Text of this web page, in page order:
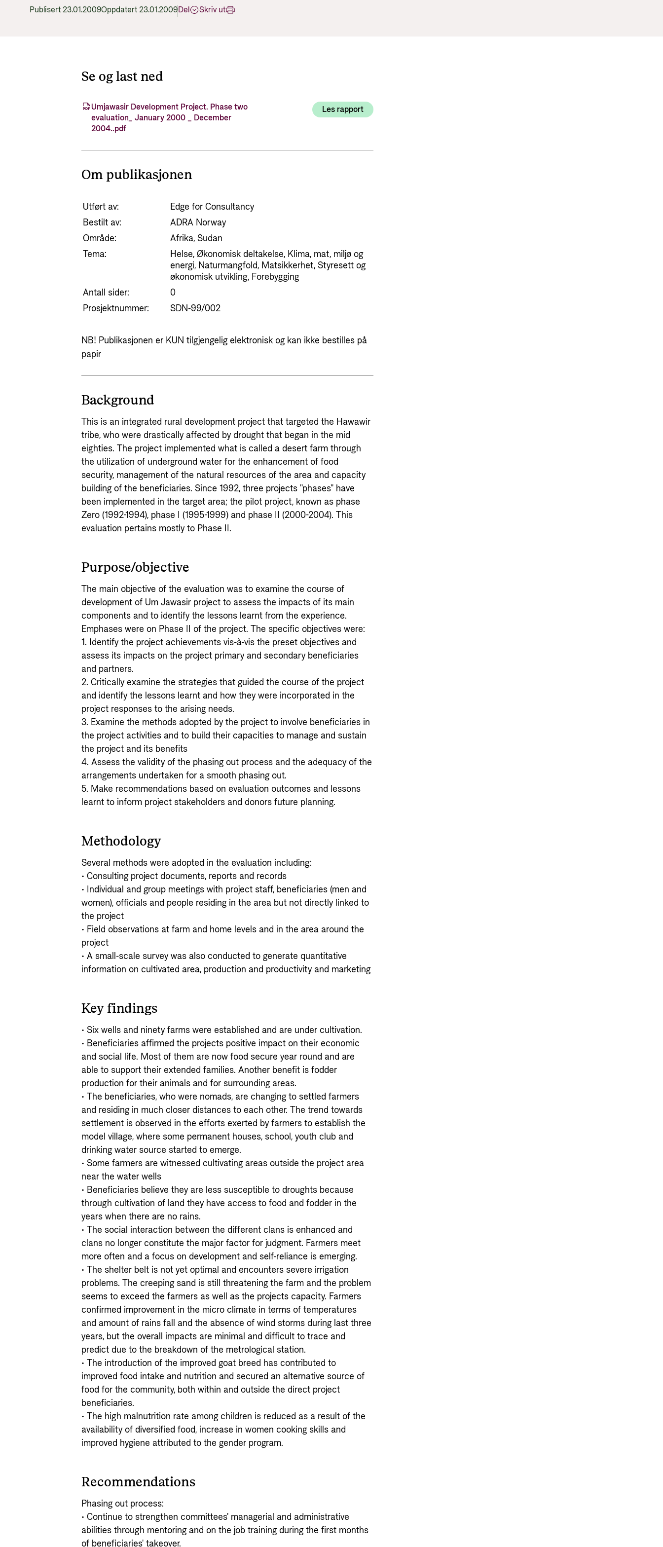
Publisert 23.01.2009Oppdatert 23.01.2009Del Skriv ut
Se og last ned
Umjawasir Development Project. Phase two
evaluation_ January 2000 _ December
2004..pdf
Les rapport
Om publikasjonen
Utført av:
Edge for Consultancy
Bestilt av:
ADRA Norway
Område:
Afrika, Sudan
Tema:
Helse, Økonomisk deltakelse, Klima, mat, miljø og
energi, Naturmangfold, Matsikkerhet, Styresett og
økonomisk utvikling, Forebygging
Antall sider:
0
Prosjektnummer:
SDN-99/002
NB! Publikasjonen er KUN tilgjengelig elektronisk og kan ikke bestilles på
papir
Background
This is an integrated rural development project that targeted the Hawawir
tribe, who were drastically affected by drought that began in the mid
eighties. The project implemented what is called a desert farm through
the utilization of underground water for the enhancement of food
security, management of the natural resources of the area and capacity
building of the beneficiaries. Since 1992, three projects "phases" have
been implemented in the target area; the pilot project, known as phase
Zero (1992-1994), phase I (1995-1999) and phase II (2000-2004). This
evaluation pertains mostly to Phase II.
Purpose/objective
The main objective of the evaluation was to examine the course of
development of Um Jawasir project to assess the impacts of its main
components and to identify the lessons learnt from the experience.
Emphases were on Phase II of the project. The specific objectives were:
1. Identify the project achievements vis-à-vis the preset objectives and
assess its impacts on the project primary and secondary beneficiaries
and partners.
2. Critically examine the strategies that guided the course of the project
and identify the lessons learnt and how they were incorporated in the
project responses to the arising needs.
3. Examine the methods adopted by the project to involve beneficiaries in
the project activities and to build their capacities to manage and sustain
the project and its benefits
4. Assess the validity of the phasing out process and the adequacy of the
arrangements undertaken for a smooth phasing out.
5. Make recommendations based on evaluation outcomes and lessons
learnt to inform project stakeholders and donors future planning.
Methodology
Several methods were adopted in the evaluation including:
• Consulting project documents, reports and records
• Individual and group meetings with project staff, beneficiaries (men and
women), officials and people residing in the area but not directly linked to
the project
• Field observations at farm and home levels and in the area around the
project
• A small-scale survey was also conducted to generate quantitative
information on cultivated area, production and productivity and marketing
Key findings
• Six wells and ninety farms were established and are under cultivation.
• Beneficiaries affirmed the projects positive impact on their economic
and social life. Most of them are now food secure year round and are
able to support their extended families. Another benefit is fodder
production for their animals and for surrounding areas.
• The beneficiaries, who were nomads, are changing to settled farmers
and residing in much closer distances to each other. The trend towards
settlement is observed in the efforts exerted by farmers to establish the
model village, where some permanent houses, school, youth club and
drinking water source started to emerge.
• Some farmers are witnessed cultivating areas outside the project area
near the water wells
• Beneficiaries believe they are less susceptible to droughts because
through cultivation of land they have access to food and fodder in the
years when there are no rains.
• The social interaction between the different clans is enhanced and
clans no longer constitute the major factor for judgment. Farmers meet
more often and a focus on development and self-reliance is emerging.
• The shelter belt is not yet optimal and encounters severe irrigation
problems. The creeping sand is still threatening the farm and the problem
seems to exceed the farmers as well as the projects capacity. Farmers
confirmed improvement in the micro climate in terms of temperatures
and amount of rains fall and the absence of wind storms during last three
years, but the overall impacts are minimal and difficult to trace and
predict due to the breakdown of the metrological station.
• The introduction of the improved goat breed has contributed to
improved food intake and nutrition and secured an alternative source of
food for the community, both within and outside the direct project
beneficiaries.
• The high malnutrition rate among children is reduced as a result of the
availability of diversified food, increase in women cooking skills and
improved hygiene attributed to the gender program.
Recommendations
Phasing out process:
• Continue to strengthen committees' managerial and administrative
abilities through mentoring and on the job training during the first months
of beneficiaries' takeover.